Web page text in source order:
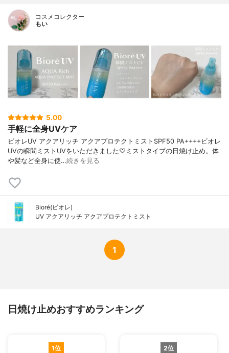
コスメコレクター
もい
5.00
手軽に全身UVケア
ビオレUV アクアリッチ アクアプロテクトミストSPF50 PA++++ビオレ
UVの瞬間ミストUVをいただきました♡ミストタイプの日焼け止め。体
や髪など全身に使…続きを見る
Bioré(ビオレ)
UV アクアリッチ アクアプロテクトミスト
1
日焼け止めおすすめランキング
1位 2位